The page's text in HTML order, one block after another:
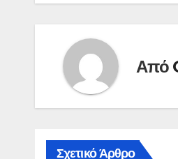
Από
Σχετικό Άρθρο